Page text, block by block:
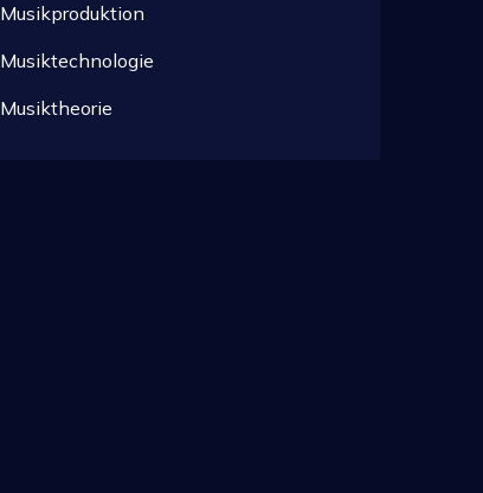
Musikproduktion
Musiktechnologie
Musiktheorie